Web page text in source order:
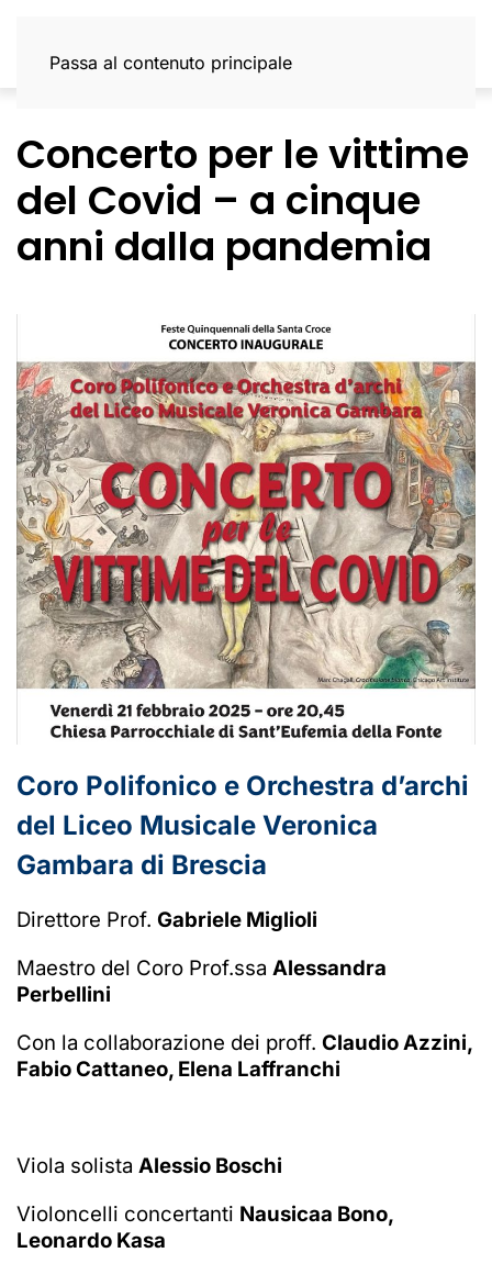
Passa al contenuto principale
Concerto per le vittime
del Covid – a cinque
anni dalla pandemia
Coro Polifonico e Orchestra d’archi
del Liceo Musicale Veronica
Gambara di Brescia
Direttore Prof. Gabriele Miglioli
Maestro del Coro Prof.ssa Alessandra
Perbellini
Con la collaborazione dei proff. Claudio Azzini,
Fabio Cattaneo, Elena Laffranchi
Viola solista Alessio Boschi
Violoncelli concertanti Nausicaa Bono,
Leonardo Kasa